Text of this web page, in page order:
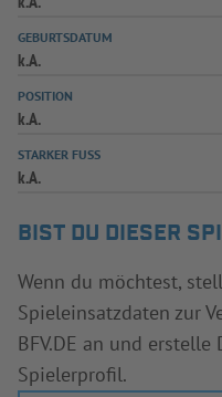
GEBURTSDATUM
k.A.
POSITION
k.A.
STARKER FUSS
k.A.
BIST DU DIESER
Wenn du möchtest,
Spieleinsatzdaten zur
BFV.DE an und
Spielerprofil.